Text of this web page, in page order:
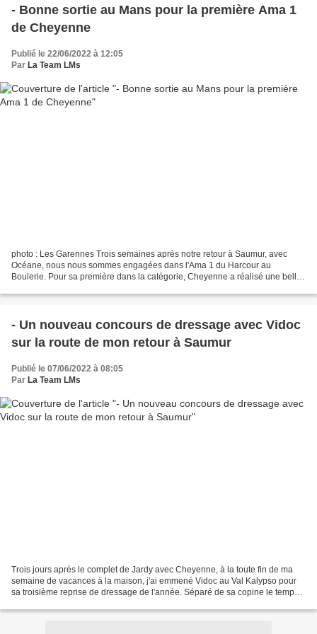
- Bonne sortie au Mans pour la première Ama 1
de Cheyenne
Publié le 22/06/2022 à 12:05
Par La Team LMs
photo : Les Garennes Trois semaines après notre retour à Saumur, avec
Océane, nous nous sommes engagées dans l'Ama 1 du Harcour au
Boulerie. Pour sa première dans la catégorie, Cheyenne a réalisé une belle
- Un nouveau concours de dressage avec Vidoc
sur la route de mon retour à Saumur
Publié le 07/06/2022 à 08:05
Par La Team LMs
Trois jours après le complet de Jardy avec Cheyenne, à la toute fin de ma
semaine de vacances à la maison, j'ai emmené Vidoc au Val Kalypso pour
sa troisième reprise de dressage de l'année. Séparé de sa copine le temps